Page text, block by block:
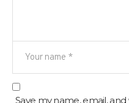
Save my name, email,